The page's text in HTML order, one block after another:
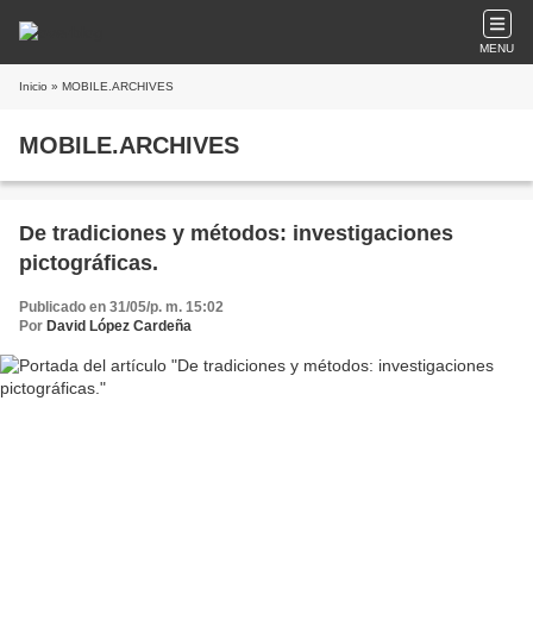
MENU
Inicio » MOBILE.ARCHIVES
MOBILE.ARCHIVES
De tradiciones y métodos: investigaciones
pictográficas.
Publicado en 31/05/p. m. 15:02
Por David López Cardeña